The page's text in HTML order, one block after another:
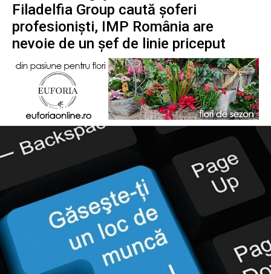
Filadelfia Group caută șoferi
profesioniști, IMP România are
nevoie de un șef de linie priceput